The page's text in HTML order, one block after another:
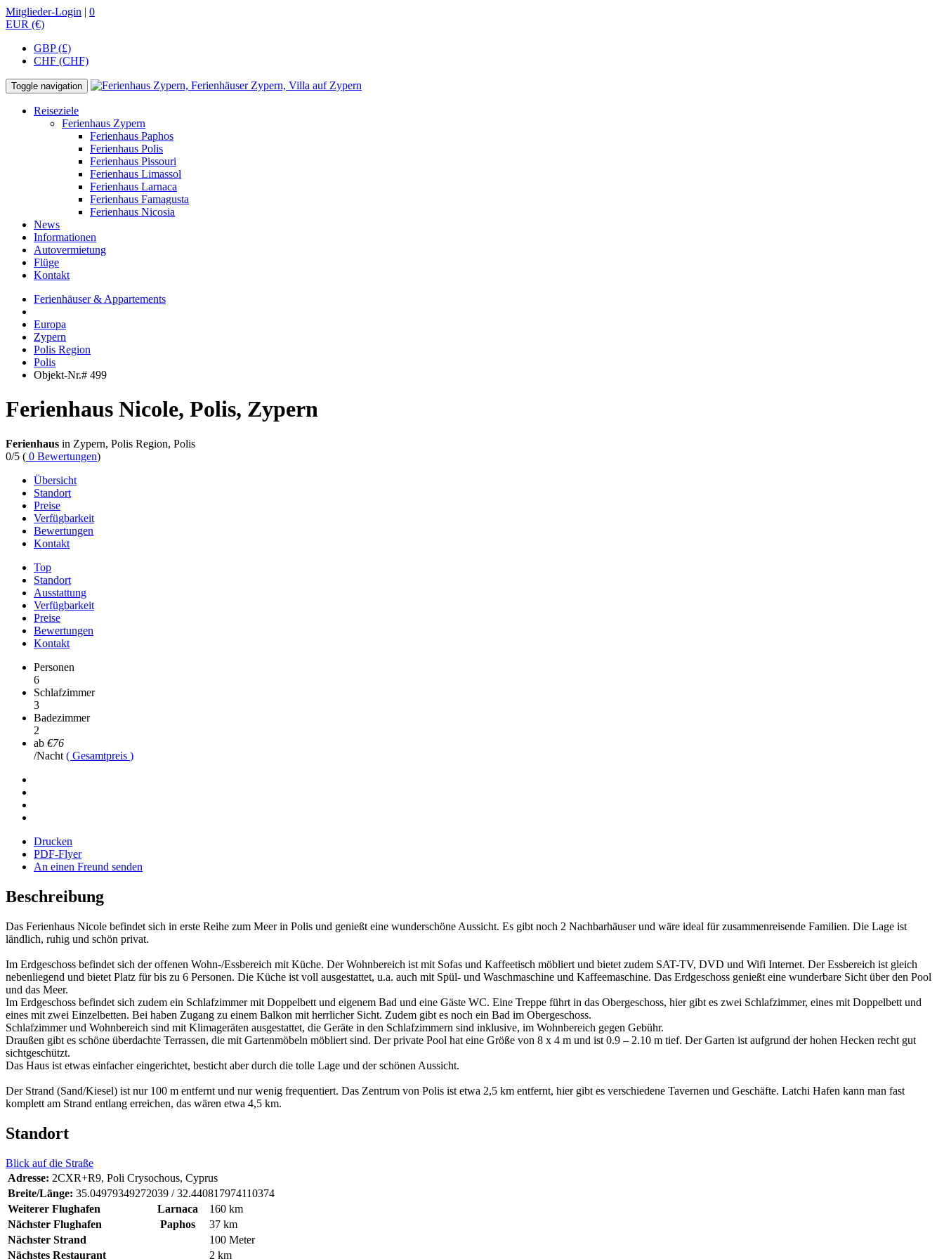
Mitglieder-Login | 0
EUR (€)
GBP (£)
CHF (CHF)
Toggle navigation
Reiseziele
Ferienhaus Zypern
Ferienhaus Paphos
Ferienhaus Polis
Ferienhaus Pissouri
Ferienhaus Limassol
Ferienhaus Larnaca
Ferienhaus Famagusta
Ferienhaus Nicosia
News
Informationen
Autovermietung
Flüge
Kontakt
Ferienhäuser & Appartements
Europa
Zypern
Polis Region
Polis
Objekt-Nr.# 499
Ferienhaus Nicole, Polis, Zypern
Ferienhaus in Zypern, Polis Region, Polis
0/5 ( 0 Bewertungen)
Übersicht
Standort
Preise
Verfügbarkeit
Bewertungen
Kontakt
Top
Standort
Ausstattung
Verfügbarkeit
Preise
Bewertungen
Kontakt
Personen
6
Schlafzimmer
3
Badezimmer
2
ab €76
/Nacht ( Gesamtpreis )
Drucken
PDF-Flyer
An einen Freund senden
Beschreibung
Das Ferienhaus Nicole befindet sich in erste Reihe zum Meer in Polis und genießt eine wunderschöne Aussicht. Es gibt noch 2 Nachbarhäuser und wäre ideal für zusammenreisende Familien. Die Lage ist
ländlich, ruhig und schön privat.
Im Erdgeschoss befindet sich der offenen Wohn-/Essbereich mit Küche. Der Wohnbereich ist mit Sofas und Kaffeetisch möbliert und bietet zudem SAT-TV, DVD und Wifi Internet. Der Essbereich ist gleich
nebenliegend und bietet Platz für bis zu 6 Personen. Die Küche ist voll ausgestattet, u.a. auch mit Spül- und Waschmaschine und Kaffeemaschine. Das Erdgeschoss genießt eine wunderbare Sicht über den Pool
und das Meer.
Im Erdgeschoss befindet sich zudem ein Schlafzimmer mit Doppelbett und eigenem Bad und eine Gäste WC. Eine Treppe führt in das Obergeschoss, hier gibt es zwei Schlafzimmer, eines mit Doppelbett und
eines mit zwei Einzelbetten. Bei haben Zugang zu einem Balkon mit herrlicher Sicht. Zudem gibt es noch ein Bad im Obergeschoss.
Schlafzimmer und Wohnbereich sind mit Klimageräten ausgestattet, die Geräte in den Schlafzimmern sind inklusive, im Wohnbereich gegen Gebühr.
Draußen gibt es schöne überdachte Terrassen, die mit Gartenmöbeln möbliert sind. Der private Pool hat eine Größe von 8 x 4 m und ist 0.9 – 2.10 m tief. Der Garten ist aufgrund der hohen Hecken recht gut
sichtgeschützt.
Das Haus ist etwas einfacher eingerichtet, besticht aber durch die tolle Lage und der schönen Aussicht.
Der Strand (Sand/Kiesel) ist nur 100 m entfernt und nur wenig frequentiert. Das Zentrum von Polis ist etwa 2,5 km entfernt, hier gibt es verschiedene Tavernen und Geschäfte. Latchi Hafen kann man fast
komplett am Strand entlang erreichen, das wären etwa 4,5 km.
Standort
Blick auf die Straße
Adresse: 2CXR+R9, Poli Crysochous, Cyprus
Breite/Länge: 35.04979349272039 / 32.440817974110374
Weiterer Flughafen
Larnaca
160 km
Nächster Flughafen
Paphos
37 km
Nächster Strand
100 Meter
Nächstes Restaurant
2 km